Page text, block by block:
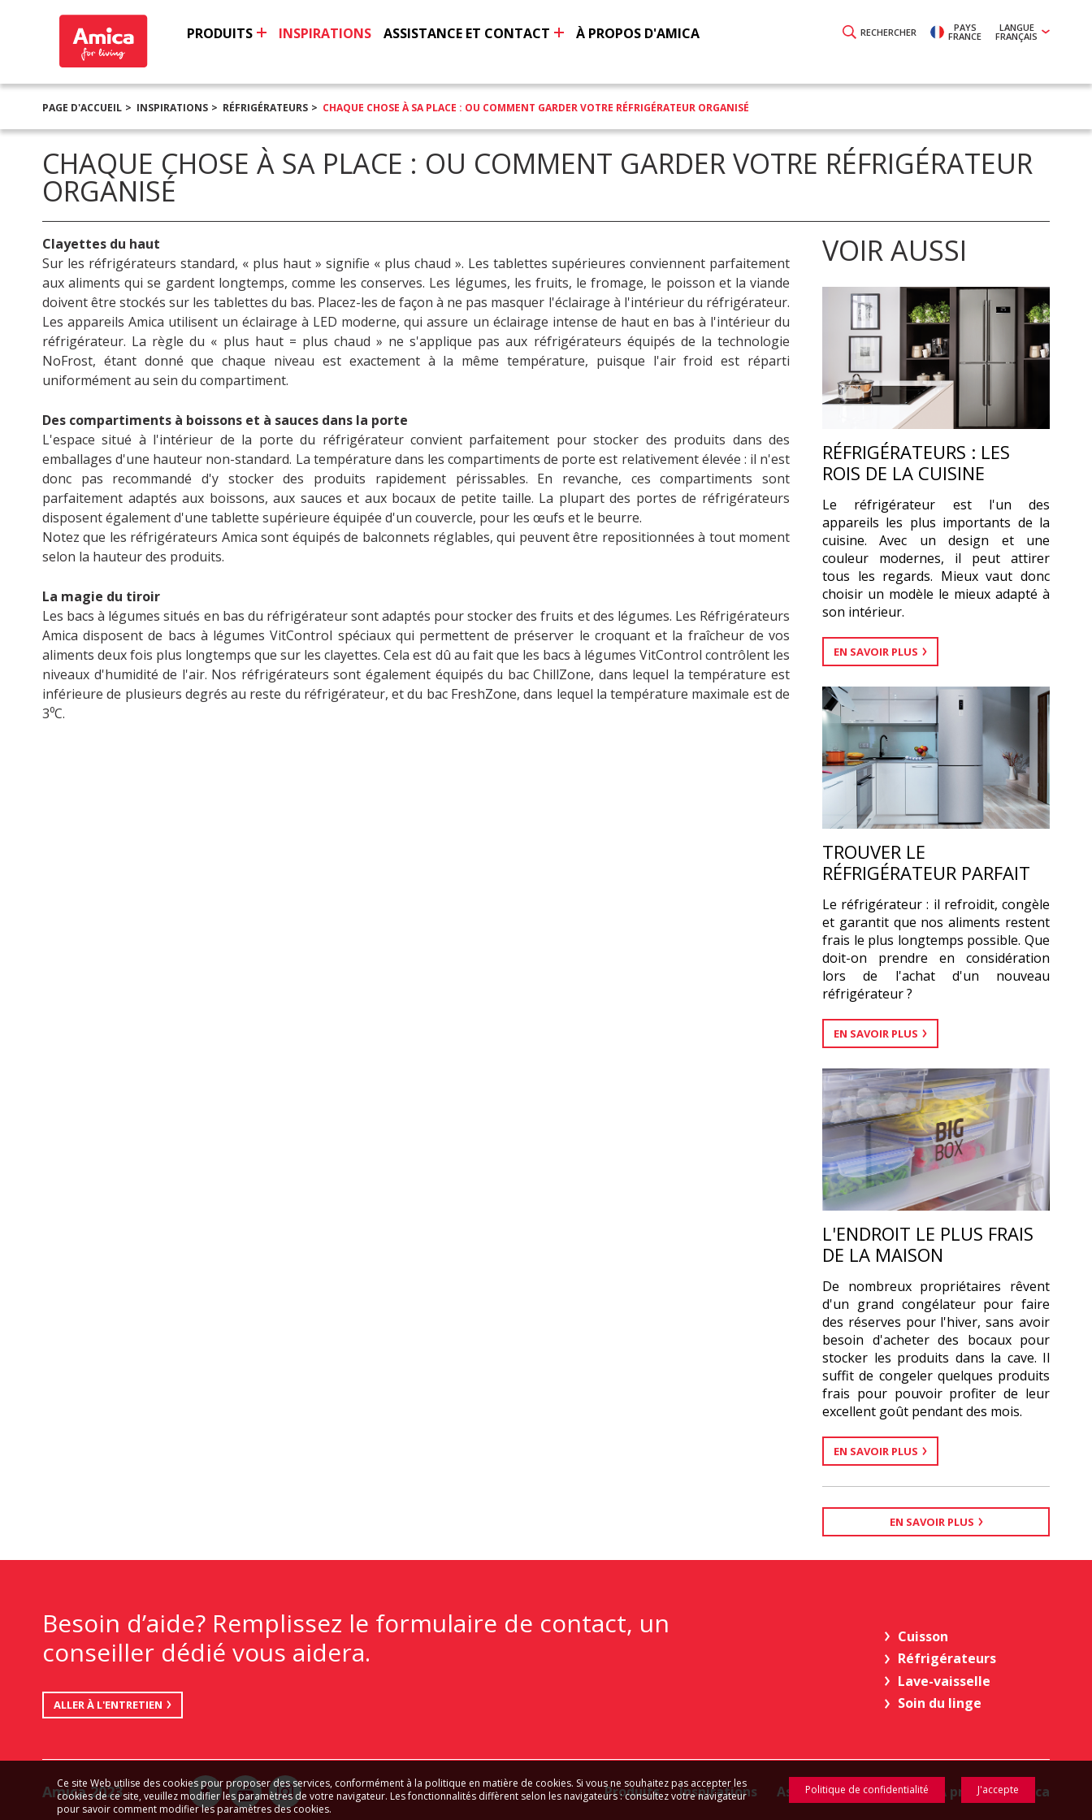
RECHERCHER PAYS
FRANCE
LANGUE
FRANÇAIS
PRODUITS INSPIRATIONS ASSISTANCE ET CONTACT À PROPOS D'AMICA
PAGE D'ACCUEIL INSPIRATIONS RÉFRIGÉRATEURS CHAQUE CHOSE À SA PLACE : OU COMMENT GARDER VOTRE RÉFRIGÉRATEUR ORGANISÉ
CHAQUE CHOSE À SA PLACE : OU COMMENT GARDER VOTRE RÉFRIGÉRATEUR
ORGANISÉ
Clayettes du haut
Sur les réfrigérateurs standard, « plus haut » signifie « plus chaud ». Les tablettes supérieures conviennent parfaitement
aux aliments qui se gardent longtemps, comme les conserves. Les légumes, les fruits, le fromage, le poisson et la viande
doivent être stockés sur les tablettes du bas. Placez-les de façon à ne pas masquer l'éclairage à l'intérieur du réfrigérateur.
Les appareils Amica utilisent un éclairage à LED moderne, qui assure un éclairage intense de haut en bas à l'intérieur du
réfrigérateur. La règle du « plus haut = plus chaud » ne s'applique pas aux réfrigérateurs équipés de la technologie
NoFrost, étant donné que chaque niveau est exactement à la même température, puisque l'air froid est réparti
uniformément au sein du compartiment.
Des compartiments à boissons et à sauces dans la porte
L'espace situé à l'intérieur de la porte du réfrigérateur convient parfaitement pour stocker des produits dans des
emballages d'une hauteur non-standard. La température dans les compartiments de porte est relativement élevée : il n'est
donc pas recommandé d'y stocker des produits rapidement périssables. En revanche, ces compartiments sont
parfaitement adaptés aux boissons, aux sauces et aux bocaux de petite taille. La plupart des portes de réfrigérateurs
disposent également d'une tablette supérieure équipée d'un couvercle, pour les œufs et le beurre.
Notez que les réfrigérateurs Amica sont équipés de balconnets réglables, qui peuvent être repositionnées à tout moment
selon la hauteur des produits.
La magie du tiroir
Les bacs à légumes situés en bas du réfrigérateur sont adaptés pour stocker des fruits et des légumes. Les Réfrigérateurs
Amica disposent de bacs à légumes VitControl spéciaux qui permettent de préserver le croquant et la fraîcheur de vos
aliments deux fois plus longtemps que sur les clayettes. Cela est dû au fait que les bacs à légumes VitControl contrôlent les
niveaux d'humidité de l'air. Nos réfrigérateurs sont également équipés du bac ChillZone, dans lequel la température est
inférieure de plusieurs degrés au reste du réfrigérateur, et du bac FreshZone, dans lequel la température maximale est de
3⁰C.
VOIR AUSSI
RÉFRIGÉRATEURS : LES
ROIS DE LA CUISINE
Le réfrigérateur est l'un des
appareils les plus importants de la
cuisine. Avec un design et une
couleur modernes, il peut attirer
tous les regards. Mieux vaut donc
choisir un modèle le mieux adapté à
son intérieur.
EN SAVOIR PLUS
TROUVER LE
RÉFRIGÉRATEUR PARFAIT
Le réfrigérateur : il refroidit, congèle
et garantit que nos aliments restent
frais le plus longtemps possible. Que
doit-on prendre en considération
lors de l'achat d'un nouveau
réfrigérateur ?
EN SAVOIR PLUS
L'ENDROIT LE PLUS FRAIS
DE LA MAISON
De nombreux propriétaires rêvent
d'un grand congélateur pour faire
des réserves pour l'hiver, sans avoir
besoin d'acheter des bocaux pour
stocker les produits dans la cave. Il
suffit de congeler quelques produits
frais pour pouvoir profiter de leur
excellent goût pendant des mois.
EN SAVOIR PLUS
EN SAVOIR PLUS
Besoin d’aide? Remplissez le formulaire de contact, un
conseiller dédié vous aidera.
ALLER À L'ENTRETIEN
Cuisson
Réfrigérateurs
Lave-vaisselle
Soin du linge
Produits Inspirations Assistance et contact À propos d'Amica
Amica 2023
Ce site Web utilise des cookies pour proposer des services, conformément à la politique en matière de cookies. Si vous ne souhaitez pas accepter les
cookies de ce site, veuillez modifier les paramètres de votre navigateur. Les fonctionnalités diffèrent selon les navigateurs : consultez votre navigateur
pour savoir comment modifier les paramètres des cookies.
J'accepte
Politique de confidentialité